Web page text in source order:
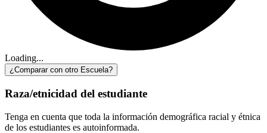
Loading...
¿Comparar con otro Escuela?
Raza/etnicidad del estudiante
Tenga en cuenta que toda la información demográfica racial y étnica
de los estudiantes es autoinformada.